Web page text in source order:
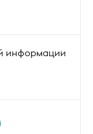
информации